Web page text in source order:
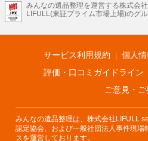
LIFULL HOME'Sのサービス
不動産・住宅
不動産査定 マンション専門売却査定
不動産アーカイブ
空き家バンク 家
不動産用語集 住まいのお役立ち情報
アプリ 不動産データ 不動
みんなの遺品整理を運営する株式会
LIFULL(東証プライム市場上場)のグル
サービス利用規約
個人
評価・口コミガイドライン
ご意見・ご
みんなの遺品整理は、株式会社LIFULL
認定協会、および一般社団法人事件現場
スを運営しております。